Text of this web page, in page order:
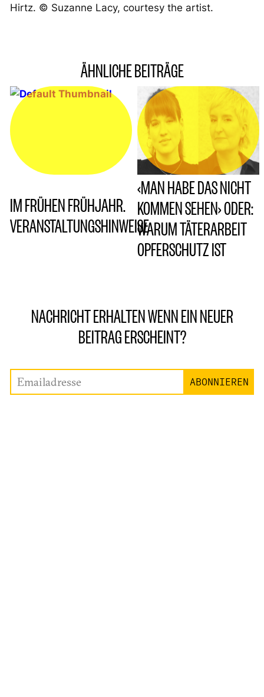
Hirtz. © Suzanne Lacy, courtesy the artist.
ÄHNLICHE BEITRÄGE
IM FRÜHEN FRÜHJAHR.
VERANSTALTUNGSHINWEISE
‹MAN HABE DAS NICHT
KOMMEN SEHEN› ODER:
WARUM TÄTERARBEIT
OPFERSCHUTZ IST
NACHRICHT ERHALTEN WENN EIN NEUER
BEITRAG ERSCHEINT?
Emailadresse
ABONNIEREN